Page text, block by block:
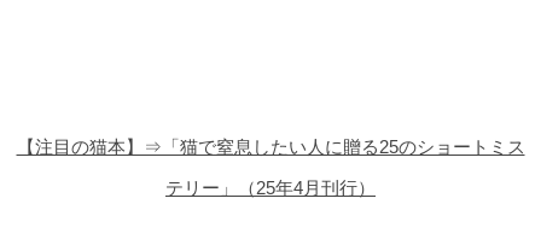
【注目の猫本】⇒「猫で窒息したい人に贈る25のショートミス
テリー」（25年4月刊行）